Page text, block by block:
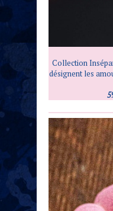
Collection
désignent les